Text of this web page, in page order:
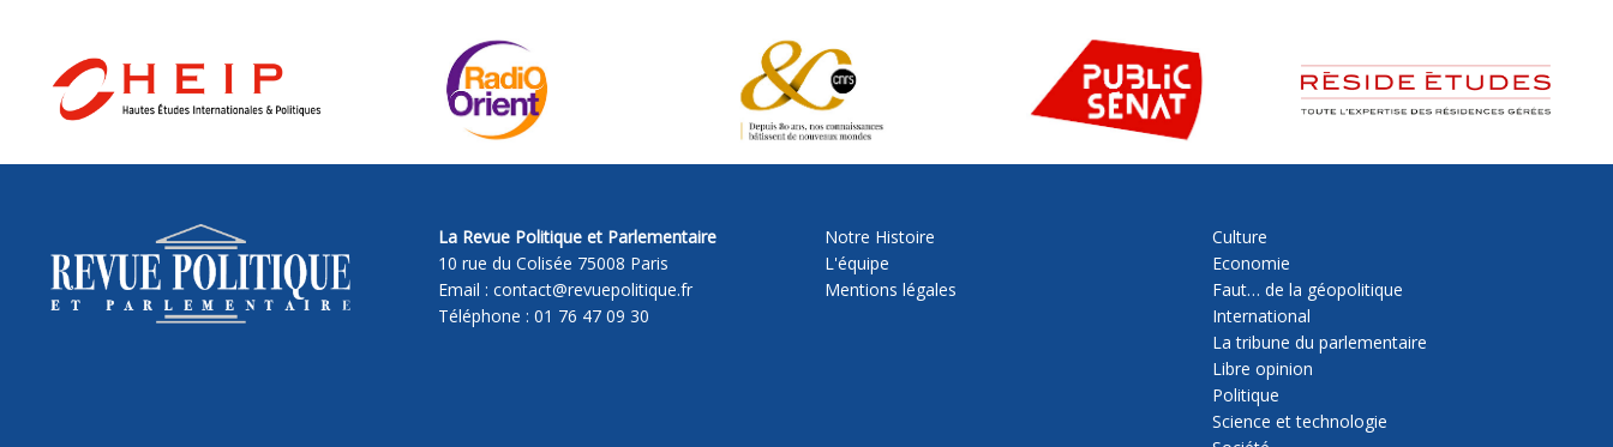
La Revue Politique et Parlementaire
10 rue du Colisée 75008 Paris
Email : contact@revuepolitique.fr
Téléphone : 01 76 47 09 30
Notre Histoire
L'équipe
Mentions légales
Culture
Economie
Faut… de la géopolitique
International
La tribune du parlementaire
Libre opinion
Politique
Science et technologie